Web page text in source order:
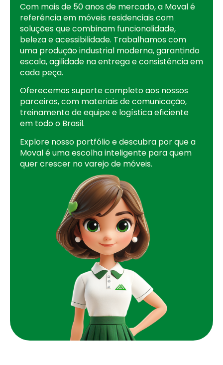
Com mais de 50 anos de mercado, a Moval é
referência em móveis residenciais com
soluções que combinam funcionalidade,
beleza e acessibilidade. Trabalhamos com
uma produção industrial moderna, garantindo
escala, agilidade na entrega e consistência em
cada peça.
Oferecemos suporte completo aos nossos
parceiros, com materiais de comunicação,
treinamento de equipe e logística eficiente
em todo o Brasil.
Explore nosso portfólio e descubra por que a
Moval é uma escolha inteligente para quem
quer crescer no varejo de móveis.